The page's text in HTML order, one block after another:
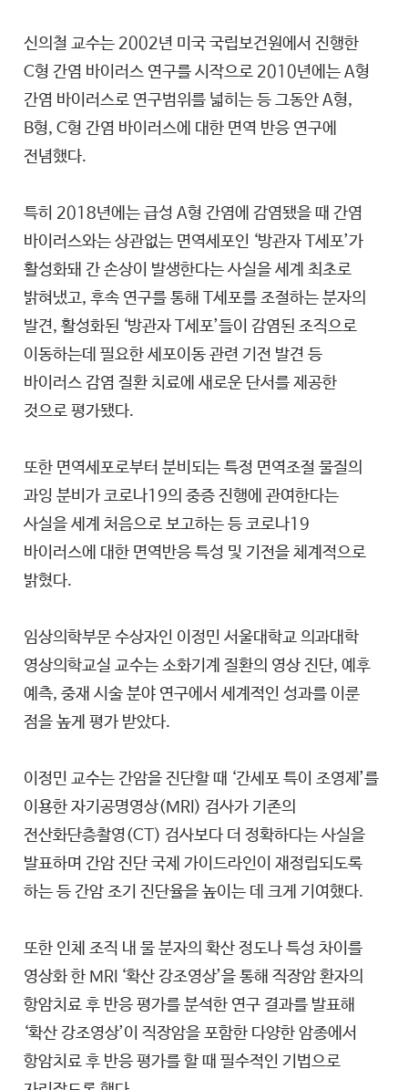
신의철 교수는 2002년 미국 국립보건원에서 진행한
C형 간염 바이러스 연구를 시작으로 2010년에는 A형
간염 바이러스로 연구범위를 넓히는 등 그동안 A형,
B형, C형 간염 바이러스에 대한 면역 반응 연구에
전념했다.
특히 2018년에는 급성 A형 간염에 감염됐을 때 간염
바이러스와는 상관없는 면역세포인 ‘방관자 T세포’가
활성화돼 간 손상이 발생한다는 사실을 세계 최초로
밝혀냈고, 후속 연구를 통해 T세포를 조절하는 분자의
발견, 활성화된 ‘방관자 T세포’들이 감염된 조직으로
이동하는데 필요한 세포이동 관련 기전 발견 등
바이러스 감염 질환 치료에 새로운 단서를 제공한
것으로 평가됐다.
또한 면역세포로부터 분비되는 특정 면역조절 물질의
과잉 분비가 코로나19의 중증 진행에 관여한다는
사실을 세계 처음으로 보고하는 등 코로나19
바이러스에 대한 면역반응 특성 및 기전을 체계적으로
밝혔다.
임상의학부문 수상자인 이정민 서울대학교 의과대학
영상의학교실 교수는 소화기계 질환의 영상 진단, 예후
예측, 중재 시술 분야 연구에서 세계적인 성과를 이룬
점을 높게 평가 받았다.
이정민 교수는 간암을 진단할 때 ‘간세포 특이 조영제’를
이용한 자기공명영상(MRI) 검사가 기존의
전산화단층촬영(CT) 검사보다 더 정확하다는 사실을
발표하며 간암 진단 국제 가이드라인이 재정립되도록
하는 등 간암 조기 진단율을 높이는 데 크게 기여했다.
또한 인체 조직 내 물 분자의 확산 정도나 특성 차이를
영상화 한 MRI ‘확산 강조영상’을 통해 직장암 환자의
항암치료 후 반응 평가를 분석한 연구 결과를 발표해
‘확산 강조영상’이 직장암을 포함한 다양한 암종에서
항암치료 후 반응 평가를 할 때 필수적인 기법으로